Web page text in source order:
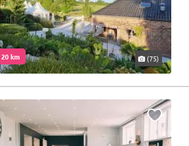
km (75)